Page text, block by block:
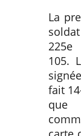
La
225e
105.
fait